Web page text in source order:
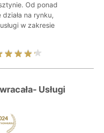
Od ponad
na rynku,
w zakresie
Usługi